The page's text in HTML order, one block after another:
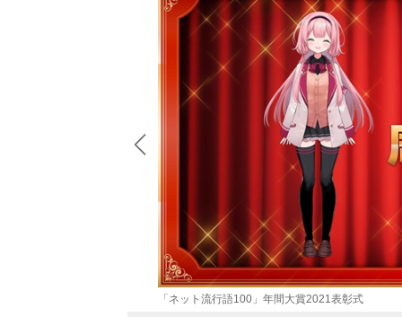
「ネット流行語100」年間大賞2021表彰式